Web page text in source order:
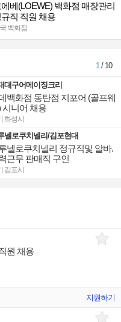
에베(LOEWE) 백화점 매장관리
직 직원 채용
백화점
1/ 10
대구어메이징크리
백화점 동탄점 지포어 (골프웨
시니어 채용
화성시
넬로쿠치넬리/김포현대
넬로쿠치넬리 정규직및 알바.
근무 판매직 구인
김포시
원 채용
지원하기